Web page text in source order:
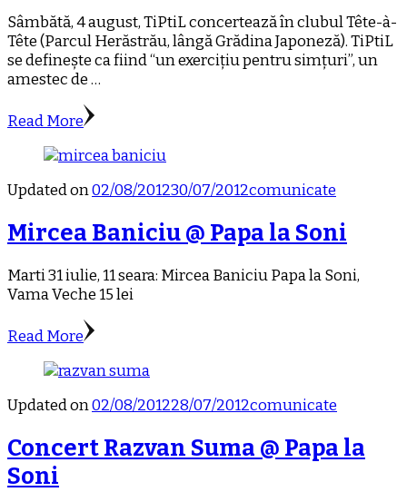
Sâmbătă, 4 august, TiPtiL concertează în clubul Tête-à-
Tête (Parcul Herăstrău, lângă Grădina Japoneză). TiPtiL
se definește ca fiind “un exercițiu pentru simțuri”, un
amestec de …
Read More
Updated on02/08/201230/07/2012comunicate
Mircea Baniciu @ Papa la Soni
Marti 31 iulie, 11 seara: Mircea Baniciu Papa la Soni,
Vama Veche 15 lei
Read More
Updated on02/08/201228/07/2012comunicate
Concert Razvan Suma @ Papa la
Soni